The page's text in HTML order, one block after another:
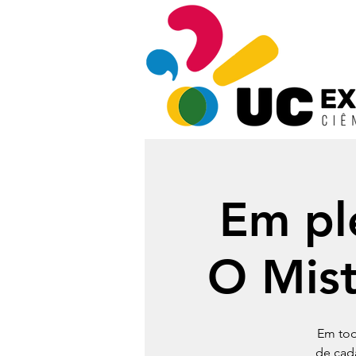
Em
O
Em
de